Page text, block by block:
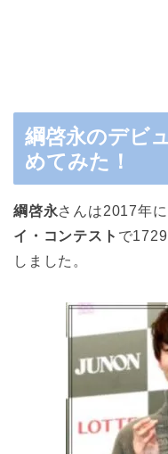
綱啓永のデビ
めてみた！
綱啓永さんは2017年
イ・コンテスト で
しました。